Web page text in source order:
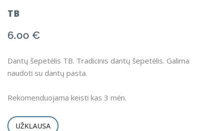
TB
6.00 €
Dantų šepetėlis TB. Tradicinis dantų šepetėlis. Galima
naudoti su dantų pasta.
Rekomenduojama keisti kas 3 mėn.
UŽKLAUSA